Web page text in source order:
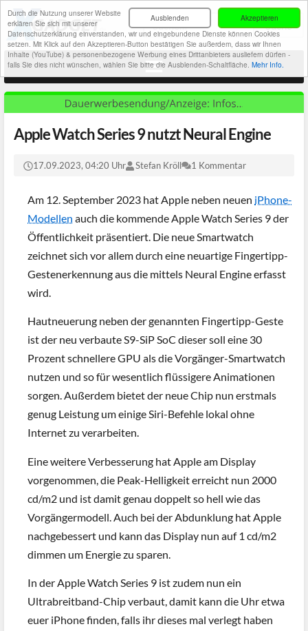
Akzeptieren
Ausblenden
Durch die Nutzung unserer Website
erklären Sie sich mit unserer
Datenschutzerklärung einverstanden, wir und eingebundene Dienste können Cookies
setzen. Mit Klick auf den Akzeptieren-Button bestätigen Sie außerdem, dass wir Ihnen
Inhalte (YouTube) & personenbezogene Werbung eines Drittanbieters ausliefern dürfen -
falls Sie dies nicht wünschen, wählen Sie bitte die Ausblenden-Schaltfläche. Mehr Info.
Apple Watch Series 9 nutzt Neural Engine
17.09.2023, 04:20 Uhr Stefan Kröll 1 Kommentar
Am 12. September 2023 hat Apple neben neuen iPhone-
Modellen auch die kommende Apple Watch Series 9 der
Öffentlichkeit präsentiert. Die neue Smartwatch
zeichnet sich vor allem durch eine neuartige Fingertipp-
Gestenerkennung aus die mittels Neural Engine erfasst
wird.
Hautneuerung neben der genannten Fingertipp-Geste
ist der neu verbaute S9-SiP SoC dieser soll eine 30
Prozent schnellere GPU als die Vorgänger-Smartwatch
nutzen und so für wesentlich flüssigere Animationen
sorgen. Außerdem bietet der neue Chip nun erstmals
genug Leistung um einige Siri-Befehle lokal ohne
Internet zu verarbeiten.
Eine weitere Verbesserung hat Apple am Display
vorgenommen, die Peak-Helligkeit erreicht nun 2000
cd/m2 und ist damit genau doppelt so hell wie das
Vorgängermodell. Auch bei der Abdunklung hat Apple
nachgebessert und kann das Display nun auf 1 cd/m2
dimmen um Energie zu sparen.
In der Apple Watch Series 9 ist zudem nun ein
Ultrabreitband-Chip verbaut, damit kann die Uhr etwa
euer iPhone finden, falls ihr dieses mal verlegt haben